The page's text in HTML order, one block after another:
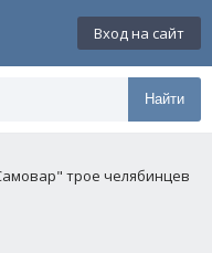
Вход на сайт
Найти
трое челябинцев